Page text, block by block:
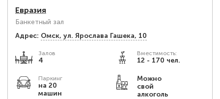
Евразия
Банкетный зал
Адрес: Омск, ул. Ярослава Гашека, 10
Залов
4
Вместимость:
12 - 170 чел.
Паркинг
на 20
машин
Можно
свой
алкоголь